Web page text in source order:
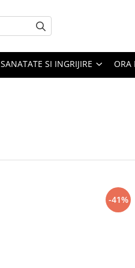
SANATATE SI INGRIJIRE ORA
-41%